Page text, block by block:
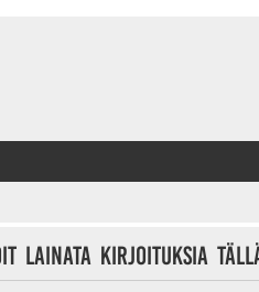
lainata kirjoituksia